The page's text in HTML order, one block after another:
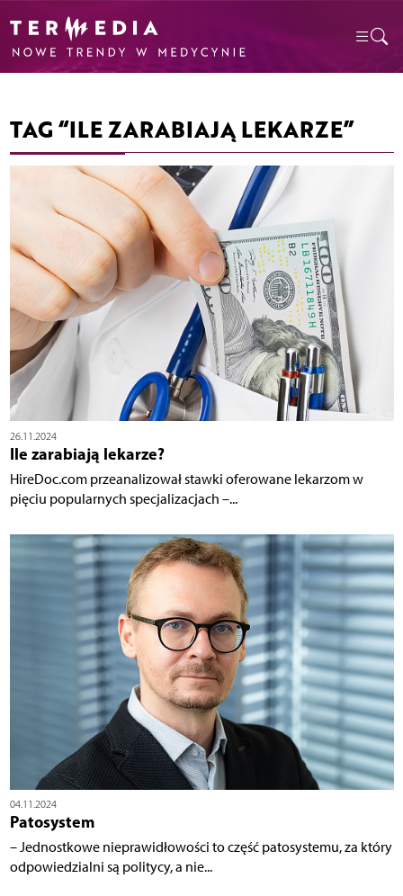
TAG “ILE ZARABIAJĄ LEKARZE”
26.11.2024
Ile zarabiają lekarze?
HireDoc.com przeanalizował stawki oferowane lekarzom w
pięciu popularnych specjalizacjach –...
04.11.2024
Patosystem
– Jednostkowe nieprawidłowości to część patosystemu, za który
odpowiedzialni są politycy, a nie...